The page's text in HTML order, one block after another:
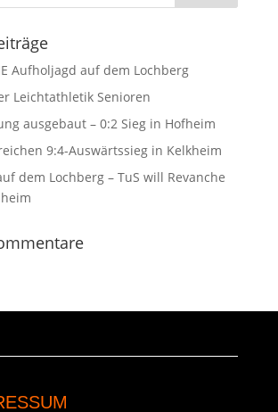
Aufholjagd auf dem Lochberg
Leichtathletik Senioren
ausgebaut – 0:2 Sieg in Hofheim
9:4-Auswärtssieg in Kelkheim
dem Lochberg – TuS will Revanche